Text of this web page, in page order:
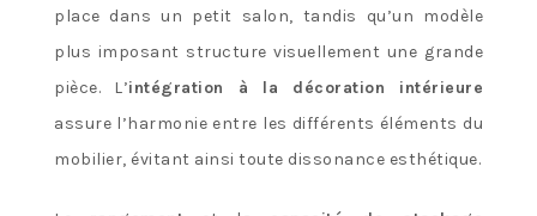
place dans un petit salon, tandis qu’un modèle
plus imposant structure visuellement une grande
pièce. L’intégration à la décoration intérieure
assure l’harmonie entre les différents éléments du
mobilier, évitant ainsi toute dissonance esthétique.